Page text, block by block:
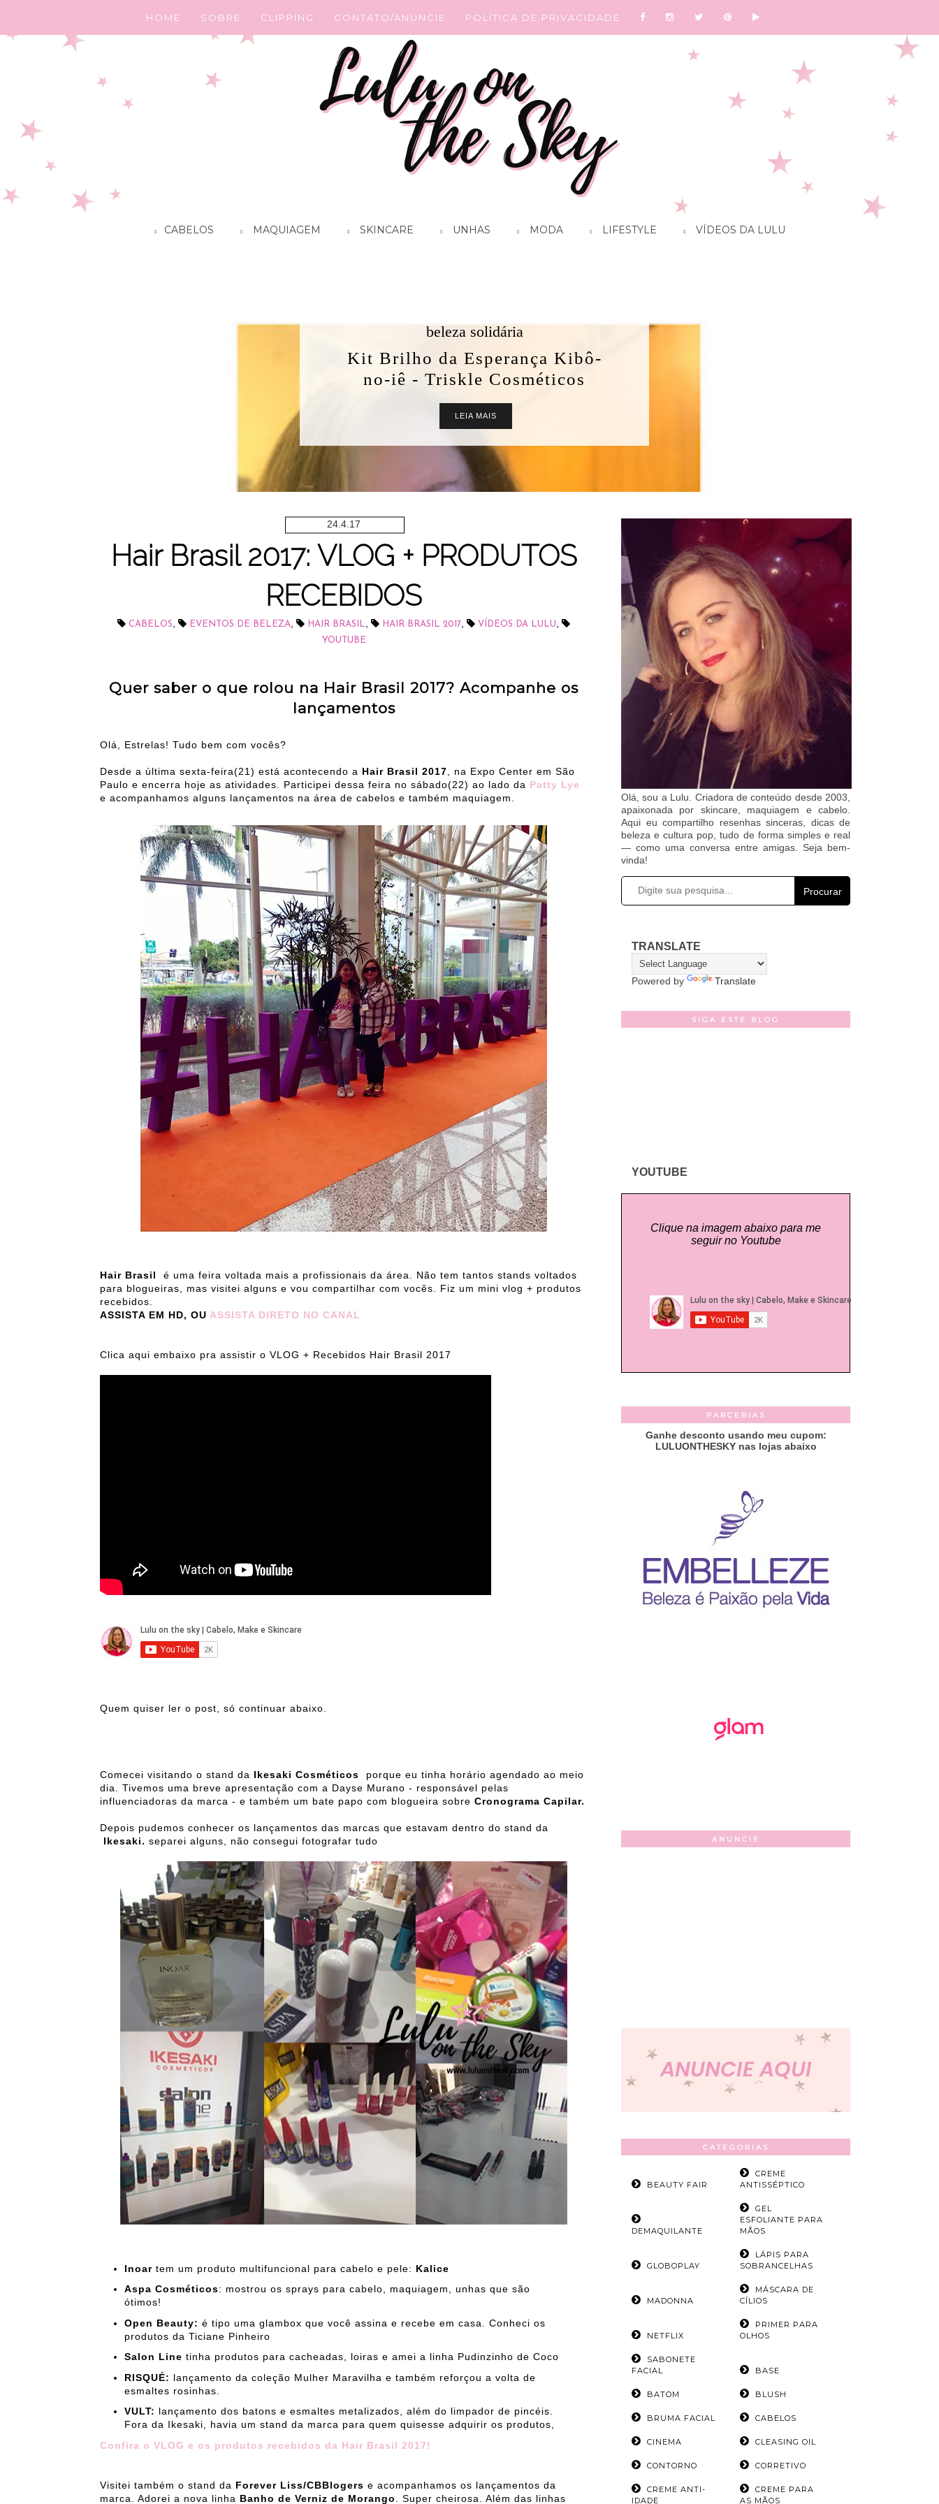
HOME SOBRE CLIPPING CONTATO/ANUNCIE POLÍTICA DE PRIVACIDADE
CABELOS MAQUIAGEM SKINCARE UNHAS MODA LIFESTYLE VÍDEOS DA LULU
beleza solidária
Kit Brilho da Esperança Kibô-
no-iê - Triskle Cosméticos
LEIA MAIS
24.4.17
Hair Brasil 2017: VLOG + PRODUTOS
RECEBIDOS
CABELOS EVENTOS DE BELEZA HAIR BRASIL HAIR BRASIL 2017 VÍDEOS DA LULU
YOUTUBE
Quer saber o que rolou na Hair Brasil 2017? Acompanhe os
lançamentos
Olá, Estrelas! Tudo bem com vocês?
Desde a última sexta-feira(21) está acontecendo a Hair Brasil 2017 , na Expo Center em São
Paulo e encerra hoje as atividades. Participei dessa feira no sábado(22) ao lado da Patty Lye
e acompanhamos alguns lançamentos na área de cabelos e também maquiagem.
Hair Brasil
é uma feira voltada mais a profissionais da área. Não tem tantos stands voltados
para blogueiras, mas visitei alguns e vou compartilhar com vocês. Fiz um mini vlog + produtos
recebidos.
ASSISTA EM HD, OU ASSISTA DIRETO NO CANAL
Clica aqui embaixo pra assistir o VLOG + Recebidos Hair Brasil 2017
Quem quiser ler o post, só continuar abaixo.
Comecei visitando o stand da Ikesaki Cosméticos
porque eu tinha horário agendado ao meio
dia. Tivemos uma breve apresentação com a Dayse Murano - responsável pelas
influenciadoras da marca - e também um bate papo com blogueira sobre Cronograma Capilar.
Depois pudemos conhecer os lançamentos das marcas que estavam dentro do stand da
Ikesaki. separei alguns, não consegui fotografar tudo
Inoar tem um produto multifuncional para cabelo e pele: Kalice
Aspa Cosméticos: mostrou os sprays para cabelo, maquiagem, unhas que são
ótimos!
Open Beauty: é tipo uma glambox que você assina e recebe em casa. Conheci os
produtos da Ticiane Pinheiro
Salon Line tinha produtos para cacheadas, loiras e amei a linha Pudinzinho de Coco
RISQUÉ: lançamento da coleção Mulher Maravilha e também reforçou a volta de
esmaltes rosinhas.
VULT: lançamento dos batons e esmaltes metalizados, além do limpador de pincéis.
Fora da Ikesaki, havia um stand da marca para quem quisesse adquirir os produtos,
Confira o VLOG e os produtos recebidos da Hair Brasil 2017!
Visitei também o stand da Forever Liss/CBBlogers e acompanhamos os lançamentos da
marca. Adorei a nova linha Banho de Verniz de Morango . Super cheirosa. Além das linhas
Olá, sou a Lulu. Criadora de conteúdo desde 2003,
apaixonada por skincare, maquiagem e cabelo.
Aqui eu compartilho resenhas sinceras, dicas de
beleza e cultura pop, tudo de forma simples e real
— como uma conversa entre amigas. Seja bem-
vinda!
Procurar
TRANSLATE
Powered by Translate
SIGA ESTE BLOG
YOUTUBE
Clique na imagem abaixo para me
seguir no Youtube
PARCERIAS
Ganhe desconto usando meu cupom:
LULUONTHESKY nas lojas abaixo
ANUNCIE
CATEGORIAS
BEAUTY FAIR
CREME
ANTISSÉPTICO
DEMAQUILANTE
GEL
ESFOLIANTE PARA
MÃOS
GLOBOPLAY
LÁPIS PARA
SOBRANCELHAS
MADONNA
MÁSCARA DE
CÍLIOS
NETFLIX
PRIMER PARA
OLHOS
SABONETE
FACIAL
BASE
BATOM BLUSH
BRUMA FACIAL CABELOS
CINEMA CLEASING OIL
CONTORNO CORRETIVO
CREME ANTI-
IDADE
CREME PARA
AS MÃOS